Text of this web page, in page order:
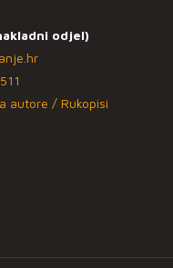
odjel)
autore / Rukopisi